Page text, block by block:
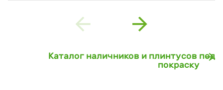
Previous Next
Каталог наличников и плинтусов под
покраску